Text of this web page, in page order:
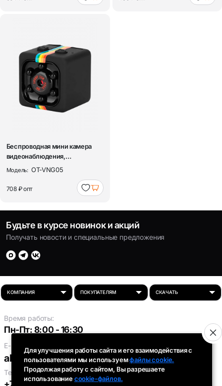
Беспроводная мини камера
видеонаблюдения,
аккумуляторная Орб...
Модель: OT-VNG05
708 ₽опт
Будьте в курсе новинок и акций
Получать новости и специальные предложения
Время работы:
Пн-Пт: 8:00 - 16:30
E-mail:
absolut-tds@inbox.ru
Телефоны:
+7 (343) 301-91-93,+7 (912) 290-58-96
Для улучшения работы сайта и его взаимодействия с
пользователями мы используемфайлы cookie.
Продолжая работу с сайтом, Вы разрешаете
использованиеcookie-файлов.